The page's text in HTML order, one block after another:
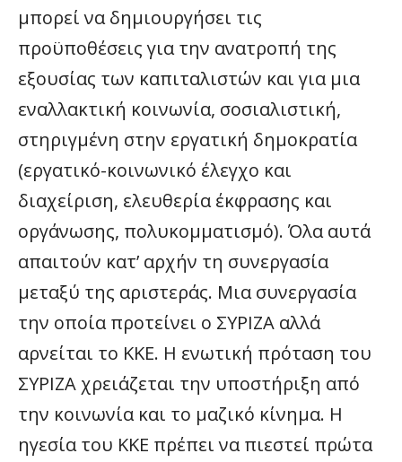
μπορεί να δημιουργήσει τις
προϋποθέσεις για την ανατροπή της
εξουσίας των καπιταλιστών και για μια
εναλλακτική κοινωνία, σοσιαλιστική,
στηριγμένη στην εργατική δημοκρατία
(εργατικό-κοινωνικό έλεγχο και
διαχείριση, ελευθερία έκφρασης και
οργάνωσης, πολυκομματισμό). Όλα αυτά
απαιτούν κατ’ αρχήν τη συνεργασία
μεταξύ της αριστεράς. Μια συνεργασία
την οποία προτείνει ο ΣΥΡΙΖΑ αλλά
αρνείται το ΚΚΕ. Η ενωτική πρόταση του
ΣΥΡΙΖΑ χρειάζεται την υποστήριξη από
την κοινωνία και το μαζικό κίνημα. Η
ηγεσία του ΚΚΕ πρέπει να πιεστεί πρώτα